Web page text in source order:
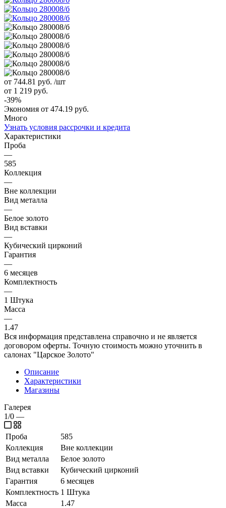
от 744.81 руб. /шт
от 1 219 руб.
-39%
Экономия от 474.19 руб.
Много
Узнать условия рассрочки и кредита
Характеристики
Проба
—
585
Коллекция
—
Вне коллекции
Вид металла
—
Белое золото
Вид вставки
—
Кубический цирконий
Гарантия
—
6 месяцев
Комплектность
—
1 Штука
Масса
—
1.47
Вся информация представлена справочно и не является
договором оферты. Точную стоимость можно уточнить в
салонах "Царское Золото"
Описание
Характеристики
Магазины
Галерея
1/0 —
Проба
585
Коллекция
Вне коллекции
Вид металла
Белое золото
Вид вставки
Кубический цирконий
Гарантия
6 месяцев
Комплектность 1 Штука
Масса
1.47